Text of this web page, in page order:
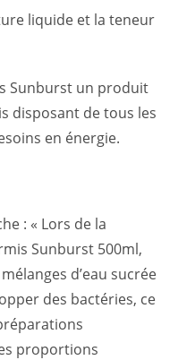
liquide et la teneur
Sunburst un produit
disposant de tous les
en énergie.
: « Lors de la
Sunburst 500ml,
d’eau sucrée
des bactéries, ce
proportions